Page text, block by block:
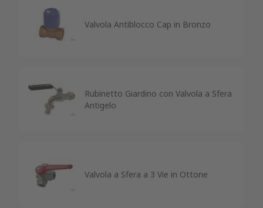
Valvola Antiblocco Cap in Bronzo
Rubinetto Giardino con Valvola a Sfera
Antigelo
Valvola a Sfera a 3 Vie in Ottone